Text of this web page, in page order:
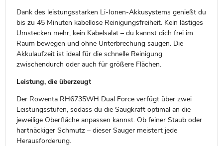
Dank des leistungsstarken Li-Ionen-Akkusystems genießt du
bis zu 45 Minuten kabellose Reinigungsfreiheit. Kein lästiges
Umstecken mehr, kein Kabelsalat – du kannst dich frei im
Raum bewegen und ohne Unterbrechung saugen. Die
Akkulaufzeit ist ideal für die schnelle Reinigung
zwischendurch oder auch für größere Flächen.
Leistung, die überzeugt
Der Rowenta RH6735WH Dual Force verfügt über zwei
Leistungsstufen, sodass du die Saugkraft optimal an die
jeweilige Oberfläche anpassen kannst. Ob feiner Staub oder
hartnäckiger Schmutz – dieser Sauger meistert jede
Herausforderung.